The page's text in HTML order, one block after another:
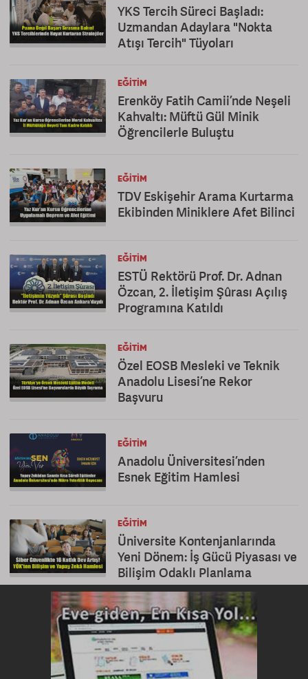
YKS Tercih Süreci Başladı:
Uzmandan Adaylara "Nokta
Atışı Tercih" Tüyoları
EĞITIM
Erenköy Fatih Camii’nde Neşeli
Kahvaltı: Müftü Gül Minik
Öğrencilerle Buluştu
EĞITIM
TDV Eskişehir Arama Kurtarma
Ekibinden Miniklere Afet Bilinci
EĞITIM
ESTÜ Rektörü Prof. Dr. Adnan
Özcan, 2. İletişim Şûrası Açılış
Programına Katıldı
EĞITIM
Özel EOSB Mesleki ve Teknik
Anadolu Lisesi’ne Rekor
Başvuru
EĞITIM
Anadolu Üniversitesi’nden
Esnek Eğitim Hamlesi
EĞITIM
Üniversite Kontenjanlarında
Yeni Dönem: İş Gücü Piyasası ve
Bilişim Odaklı Planlama